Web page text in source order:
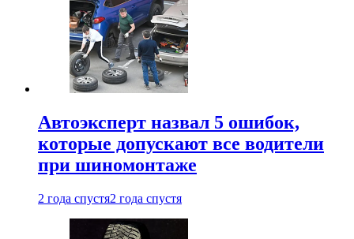
Автоэксперт назвал 5 ошибок,
которые допускают все водители
при шиномонтаже
2 года спустя2 года спустя